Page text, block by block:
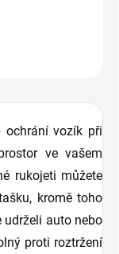
ochrání vozík při
ve vašem
rukojeti můžete
kromě toho
udrželi auto nebo
proti roztržení